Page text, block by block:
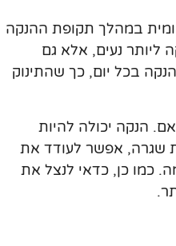
במהלך תקופת ההנקה
נעים, אלא גם
בכל יום, כך שהתינוק
הנקה יכולה להיות
שגרה, אפשר לעודד את
כמו כן, כדאי לנצל את